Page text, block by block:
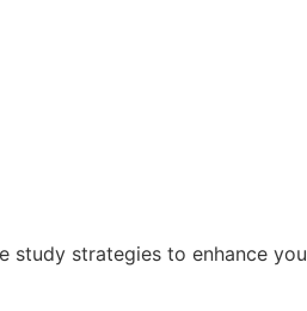
strategies to enhance